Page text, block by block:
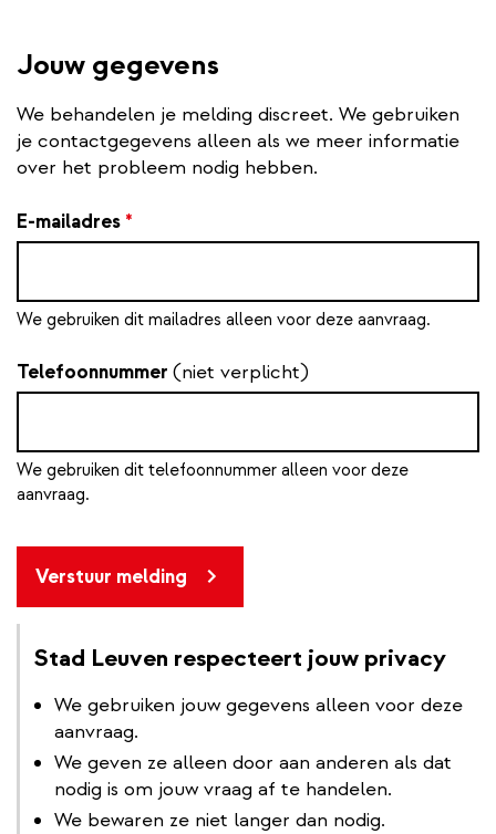
Jouw gegevens
We behandelen je melding discreet. We gebruiken
je contactgegevens alleen als we meer informatie
over het probleem nodig hebben.
E-mailadres *
We gebruiken dit mailadres alleen voor deze aanvraag.
Telefoonnummer (niet verplicht)
We gebruiken dit telefoonnummer alleen voor deze
aanvraag.
Verstuur melding
Stad Leuven respecteert jouw privacy
We gebruiken jouw gegevens alleen voor deze
aanvraag.
We geven ze alleen door aan anderen als dat
nodig is om jouw vraag af te handelen.
We bewaren ze niet langer dan nodig.